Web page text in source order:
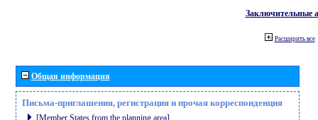
Заключительные
Расширить все
Общая информация
Письма-приглашения, регистрация и прочая корреспонденция
[Member States from the planning area]